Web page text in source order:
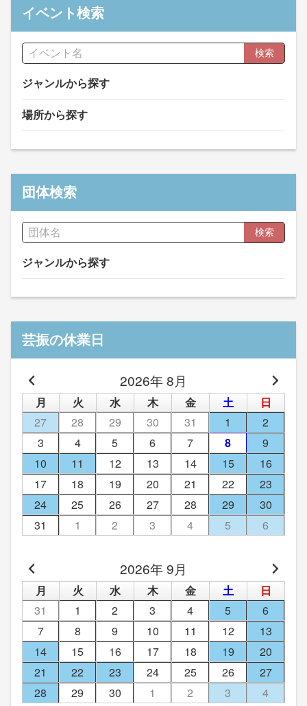
イベント検索
検索
ジャンルから探す
場所から探す
団体検索
検索
ジャンルから探す
芸振の休業日
2026年 8月
月 火 水 木 金 土
日
27
28 29 30 31 1
2
3
4 5 6 7 8
9
10
11 12 13 14 15
16
17
18 19 20 21 22
23
24
25 26 27 28 29
30
31
1 2 3 4 5 6
2026年 9月
月 火 水 木 金 土
日
31
1 2 3 4 5
6
7
8 9 10 11 12
13
14
15 16 17 18 19
20
21
22 23 24 25 26
27
28
29 30 1 2 3 4